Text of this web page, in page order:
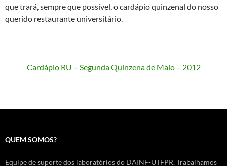
que trará, sempre que possível, o cardápio quinzenal do nosso
querido restaurante universitário.
Cardápio RU – Segunda Quinzena de Maio – 2012
QUEM SOMOS?
Equipe de suporte dos laboratórios do DAINF-UTFPR. Trabalhamos